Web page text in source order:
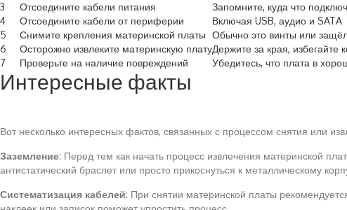
3
Отсоедините кабели питания
Запомните, куда что
4
Отсоедините кабели от периферии
Включая USB, аудио и SATA
5
Снимите крепления материнской платы Обычно это винты или
6
Осторожно извлеките материнскую платуДержите за края, избегайте
7
Проверьте на наличие повреждений Убедитесь, что плата в
Интересные факты
Вот несколько интересных фактов, связанных с процессом снятия или
Заземление: Перед тем как начать процесс извлечения материнской
антистатический браслет или просто прикоснуться к металлическому
Систематизация кабелей: При снятии материнской платы